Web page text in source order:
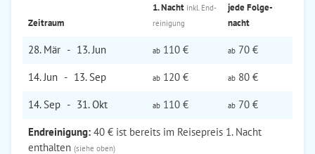
Zeitraum
1. Nacht inkl. End­
reinigung
jede Folge­
nacht
28. Mär - 13. Jun ab 110 € ab 70 €
14. Jun - 13. Sep ab 120 € ab 80 €
14. Sep - 31. Okt ab 110 € ab 70 €
Endreinigung: 40 € ist bereits im Reisepreis 1. Nacht
enthalten (siehe oben)